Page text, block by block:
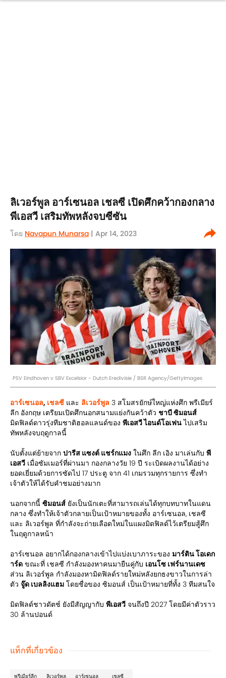
ลิเวอร์พูล อาร์เซนอล เชลซี เปิดศึกคว้ากองกลาง
พีเอสวี เสริมทัพหลังจบซีซัน
โดย Navapun Munarsa | Apr 14, 2023
PSV Eindhoven v SBV Excelsior - Dutch Eredivisie / BSR Agency/GettyImages
อาร์เซนอล, เชลซี และ ลิเวอร์พูล 3 สโมสรยักษ์ใหญ่แห่งศึก พรีเมียร์
ลีก อังกฤษ เตรียมเปิดศึกนอกสนามแย่งกันคว้าตัว ชาบี ซิมอนส์
มิดฟิลด์ดาวรุ่งทีมชาติฮอลแลนด์ของ พีเอสวี ไอนด์โอเฟนไปเสริม
ทัพหลังจบฤดูกาลนี้
นับตั้งแต่ย้ายจาก ปารีส แซงต์ แชร์กแมง ในศึก ลีก เอิง มาเล่นกับ พี
เอสวี เมื่อซัมเมอร์ที่ผ่านมา กองกลางวัย 19 ปี ระเบิดผลงานได้อย่าง
ยอดเยี่ยมด้วยการซัดไป 17 ประตู จาก 41 เกมรวมทุกรายการ ซึ่งทำ
เจ้าตัวให้ได้รับคำชมอย่างมาก
นอกจากนี้ ซิมอนส์ ยังเป็นนักเตะที่สามารถเล่นได้ทุกบทบาทในแดน
กลาง ซึ่งทำให้เจ้าตัวกลายเป็นเป้าหมายของทั้ง อาร์เซนอล, เชลซี
และ ลิเวอร์พูล ที่กำลังจะถ่ายเลือดใหม่ในแผงมิดฟิลด์ไว้เตรียมสู้ศึก
ในฤดูกาลหน้า
อาร์เซนอล อยากได้กองกลางเข้าไปแบ่งเบาภาระของ มาร์ติน โอเดก
าร์ด ขณะที่ เชลซี กำลังมองหาคนมายืนคู่กับ เอนโซ เฟร์นานเดซ
ส่วน ลิเวอร์พูล กำลังมองหามิดฟิลด์รายใหม่หลังยกธงขาวในการล่า
ตัว จู๊ด เบลลิงแฮม โดยชื่อของ ซิมอนส์ เป็นเป้าหมายที่ทั้ง 3 ทีมสนใจ
มิดฟิลด์ชาวดัตช์ ยังมีสัญญากับ พีเอสวี จนถึงปี 2027 โดยมีค่าตัวราว
30 ล้านปอนด์
แท็กที่เกี่ยวข้อง
พรีเมียร์ลีก ลิเวอร์พูล อาร์เซนอล เชลซี